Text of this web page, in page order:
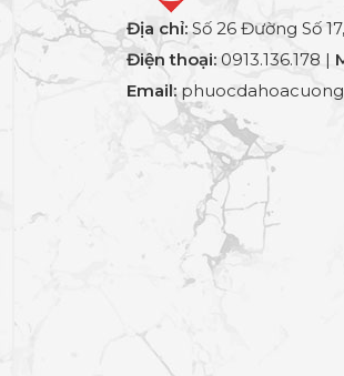
Địa chỉ: Số 26 Đường Số
Điện thoại: 0913.136.178 |
Email: